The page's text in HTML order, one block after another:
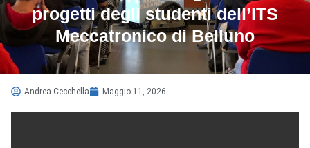
progetti degli studenti dell’ITS
Meccatronico di Belluno
Andrea Cecchella Maggio 11, 2026